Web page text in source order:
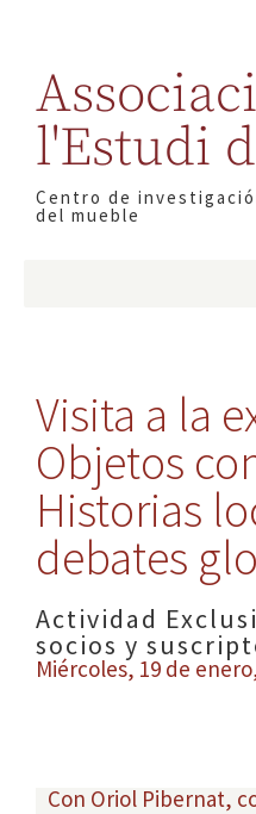
l'Estudi
Centro de
del mueble
Visita a la
Objetos
Historias
debates
Actividad
socios y
Miércoles, 19 de
Con Oriol Pibernat,